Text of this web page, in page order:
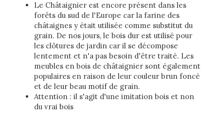
Le Châtaignier est encore présent dans les
forêts du sud de l'Europe car la farine des
châtaignes y était utilisée comme substitut du
grain. De nos jours, le bois dur est utilisé pour
les clôtures de jardin car il se décompose
lentement et n'a pas besoin d'être traité. Les
meubles en bois de châtaignier sont également
populaires en raison de leur couleur brun foncé
et de leur beau motif de grain.
Attention : il s'agit d'une imitation bois et non
du vrai bois